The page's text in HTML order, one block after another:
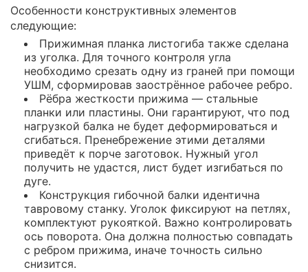
Особенности конструктивных элементов
следующие:
Прижимная планка листогиба также сделана
из уголка. Для точного контроля угла
необходимо срезать одну из граней при помощи
УШМ, сформировав заострённое рабочее ребро.
Рёбра жесткости прижима — стальные
планки или пластины. Они гарантируют, что под
нагрузкой балка не будет деформироваться и
сгибаться. Пренебрежение этими деталями
приведёт к порче заготовок. Нужный угол
получить не удастся, лист будет изгибаться по
дуге.
Конструкция гибочной балки идентична
тавровому станку. Уголок фиксируют на петлях,
комплектуют рукояткой. Важно контролировать
ось поворота. Она должна полностью совпадать
с ребром прижима, иначе точность сильно
снизится.